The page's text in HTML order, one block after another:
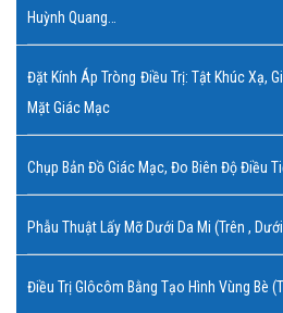
Huỳnh Quang…
Đặt Kính Áp Tròng Điều Trị: Tật Khúc Xạ,
Mặt Giác Mạc
Chụp Bản Đồ Giác Mạc, Đo Biên Độ Điều
Phẫu Thuật Lấy Mỡ Dưới Da Mi (trên ,
Điều Trị Glôcôm Bằng Tạo Hình Vùng Bè